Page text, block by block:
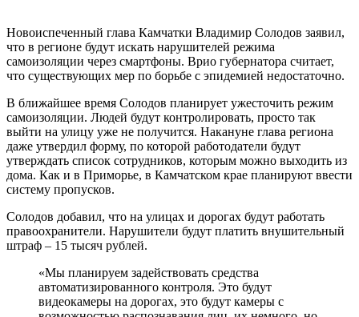
Новоиспеченный глава Камчатки Владимир Солодов заявил,
что в регионе будут искать нарушителей режима
самоизоляции через смартфоны. Врио губернатора считает,
что существующих мер по борьбе с эпидемией недостаточно.
В ближайшее время Солодов планирует ужесточить режим
самоизоляции. Людей будут контролировать, просто так
выйти на улицу уже не получится. Накануне глава региона
даже утвердил форму, по которой работодатели будут
утверждать список сотрудников, которым можно выходить из
дома. Как и в Приморье, в Камчатском крае планируют ввести
систему пропусков.
Солодов добавил, что на улицах и дорогах будут работать
правоохранители. Нарушители будут платить внушительный
штраф – 15 тысяч рублей.
«Мы планируем задействовать средства
автоматизированного контроля. Это будут
видеокамеры на дорогах, это будут камеры с